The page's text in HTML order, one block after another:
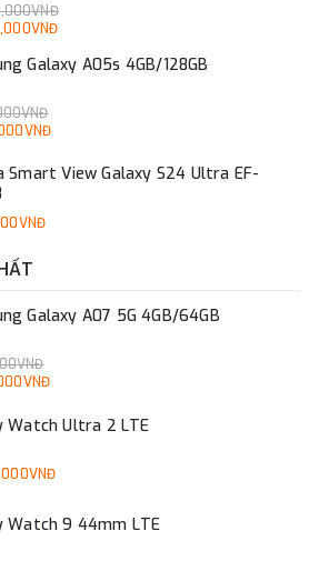
tròn để tìm kiếm
vật thể
dung đẹp nhất
tập video thông minh
Galaxy A05s 4GB/128GB
Smart View Galaxy S24 Ultra EF-
Galaxy A07 5G 4GB/64GB
Watch Ultra 2 LTE
Watch 9 44mm LTE